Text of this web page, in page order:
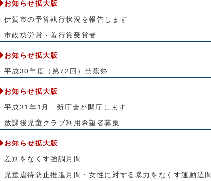
知らせ拡大版
・伊賀市の予算執行状況を報告します
・市政功労賞・善行賞受賞者
知らせ拡大版
・平成30年度（第72回）芭蕉祭
知らせ拡大版
・平成31年1月 新庁舎が開庁します
・放課後児童クラブ利用希望者募集
知らせ拡大版
・差別をなくす強調月間
・児童虐待防止推進月間・女性に対する暴力をなくす運動週間